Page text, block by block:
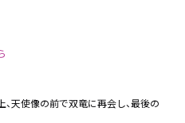
天使像の前で双竜に再会し、最後の